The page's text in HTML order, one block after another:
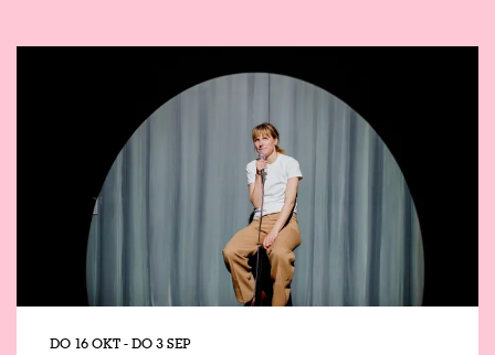
DO 16 OKT-DO 3 SEP